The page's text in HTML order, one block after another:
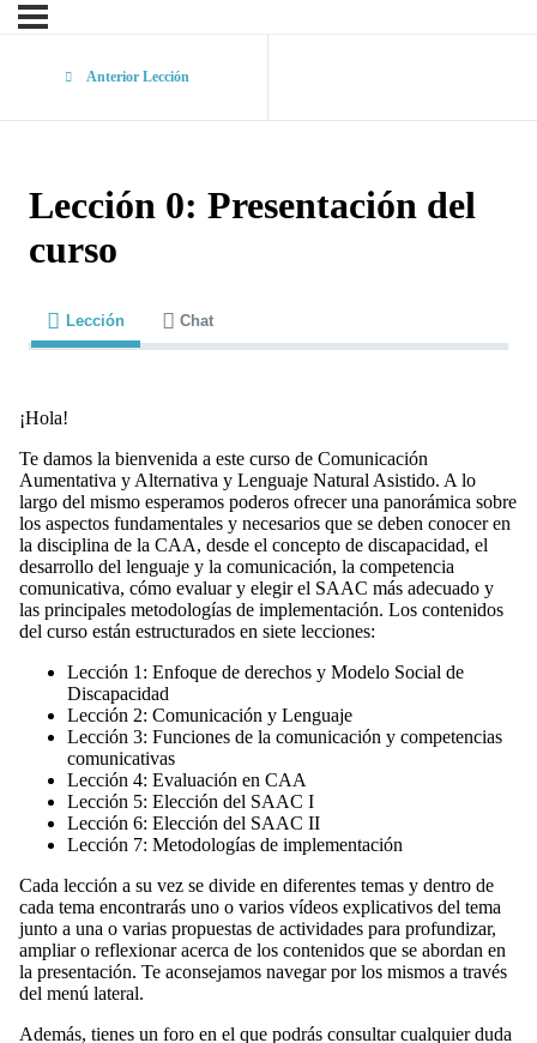
Anterior Lección
Lección 0: Presentación del
curso
Lección Chat
¡Hola!
Te damos la bienvenida a este curso de Comunicación
Aumentativa y Alternativa y Lenguaje Natural Asistido. A lo
largo del mismo esperamos poderos ofrecer una panorámica sobre
los aspectos fundamentales y necesarios que se deben conocer en
la disciplina de la CAA, desde el concepto de discapacidad, el
desarrollo del lenguaje y la comunicación, la competencia
comunicativa, cómo evaluar y elegir el SAAC más adecuado y
las principales metodologías de implementación. Los contenidos
del curso están estructurados en siete lecciones:
Lección 1: Enfoque de derechos y Modelo Social de
Discapacidad
Lección 2: Comunicación y Lenguaje
Lección 3: Funciones de la comunicación y competencias
comunicativas
Lección 4: Evaluación en CAA
Lección 5: Elección del SAAC I
Lección 6: Elección del SAAC II
Lección 7: Metodologías de implementación
Cada lección a su vez se divide en diferentes temas y dentro de
cada tema encontrarás uno o varios vídeos explicativos del tema
junto a una o varias propuestas de actividades para profundizar,
ampliar o reflexionar acerca de los contenidos que se abordan en
la presentación. Te aconsejamos navegar por los mismos a través
del menú lateral.
Además, tienes un foro en el que podrás consultar cualquier duda